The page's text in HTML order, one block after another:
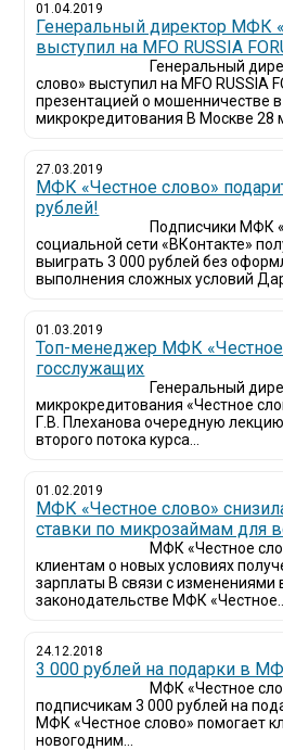
01.04.2019
Генеральный директор МФК
выступил на MFO RUSSIA
Генеральный
слово» выступил на MFO RUSSIA
презентацией о мошенничестве
микрокредитования В Москве 28
27.03.2019
МФК «Честное слово»
рублей!
Подписчики МФК
социальной сети «ВКонтакте»
выиграть 3 000 рублей без
выполнения сложных условий
01.03.2019
Топ-менеджер МФК «Честное
госслужащих
Генеральный
микрокредитования «Честное
Г.В. Плеханова очередную
второго потока курса...
01.02.2019
МФК «Честное слово»
ставки по микрозаймам для
МФК «Честное
клиентам о новых условиях
зарплаты В связи с изменениями
законодательстве МФК «Честное...
24.12.2018
3 000 рублей на подарки в
МФК «Честное
подписчикам 3 000 рублей на
МФК «Честное слово» помогает
новогодним...